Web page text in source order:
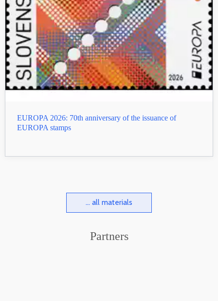
EUROPA 2026: 70th anniversary of the issuance of
EUROPA stamps
... all materials
Partners